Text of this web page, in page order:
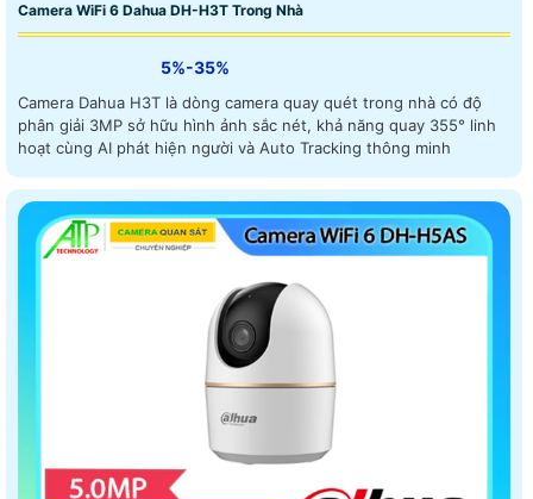
Camera WiFi 6 Dahua DH-H3T Trong Nhà
5%-35%
Camera Dahua H3T là dòng camera quay quét trong nhà có độ
phân giải 3MP sở hữu hình ảnh sắc nét, khả năng quay 355° linh
hoạt cùng AI phát hiện người và Auto Tracking thông minh